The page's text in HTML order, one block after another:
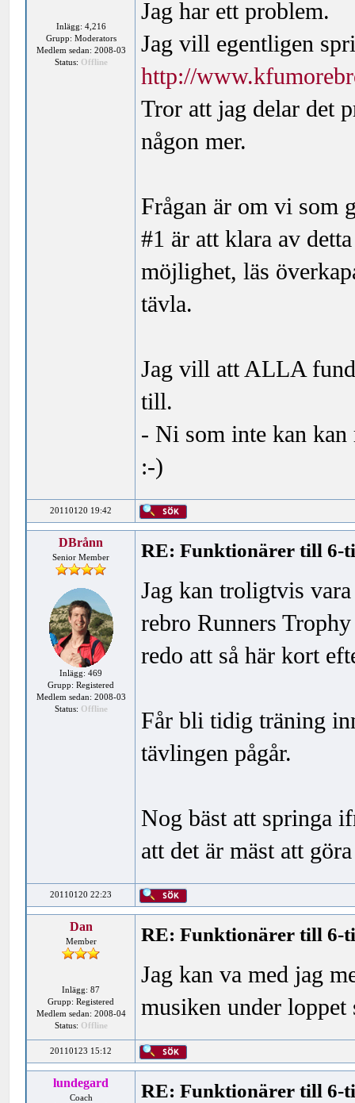
Inlägg: 4,216
Grupp: Moderators
Medlem sedan: 2008-03
Status: Offline
Jag har ett problem.
Jag vill egentligen
http://
Tror att jag delar det
någon mer.
Frågan är om vi som
#1 är att klara av
möjlighet, läs
tävla.
Jag vill att ALLA
till.
- Ni som inte kan kan
:-)
20110120 19:42
DBrånn
Senior Member
Inlägg: 469
Grupp: Registered
Medlem sedan: 2008-03
Status: Offline
RE: Funktionärer till 6-
Jag kan troligtvis
rebro Runners
redo att så här kort
Får bli tidig träning
tävlingen pågår.
Nog bäst att springa
att det är mäst att
20110120 22:23
Dan
Member
Inlägg: 87
Grupp: Registered
Medlem sedan: 2008-04
Status: Offline
RE: Funktionärer till 6-
Jag kan va med jag
musiken under loppet
20110123 15:12
lundegard
Coach RE: Funktionärer till 6-